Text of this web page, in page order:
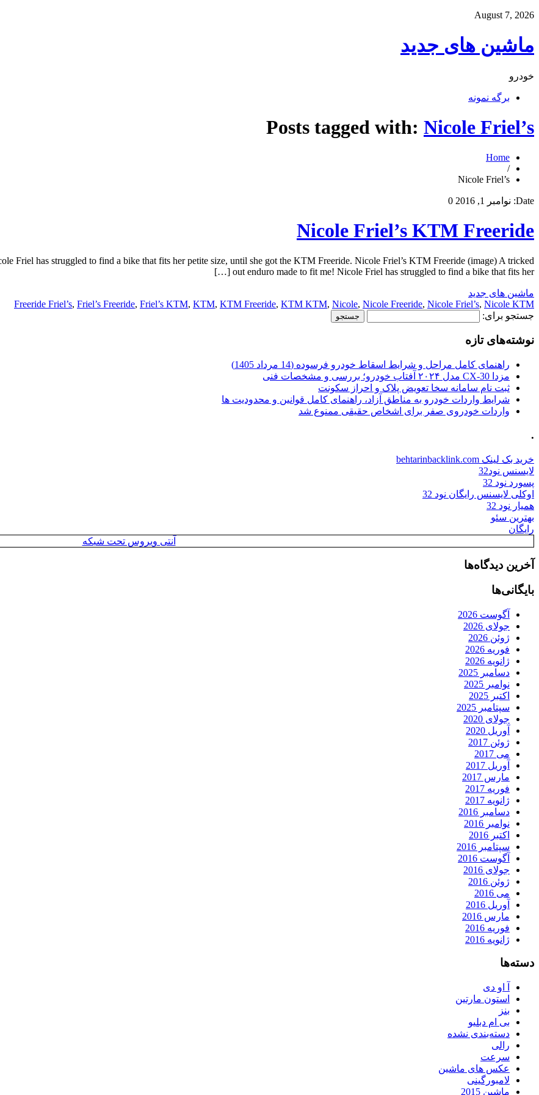
August 7, 2026
ماشین های جدید
خودرو
برگه نمونه
Posts tagged with: Nicole Friel’s
Home
/
Nicole Friel’s
Date: نوامبر 1, 2016 0
Nicole Friel’s KTM Freeride
Friel has struggled to find a bike that fits her petite size, until she got the KTM Freeride. Nicole Friel’s KTM Freeride (image) A tricked
out enduro made to fit me! Nicole Friel has struggled to find a bike that fits her […]
ماشین های جدید
Freeride Friel’s, Friel’s Freeride, Friel’s KTM, KTM, KTM Freeride, KTM KTM, Nicole, Nicole Freeride, Nicole Friel’s, Nicole KTM
جستجو برای:
نوشته‌های تازه
راهنمای کامل مراحل و شرایط اسقاط خودرو فرسوده (14 مرداد 1405)
مزدا CX-30 مدل ۲۰۲۴ آفتاب خودرو؛ بررسی و مشخصات فنی
ثبت نام سامانه سخا تعویض پلاک و احراز سکونت
شرایط واردات خودرو به مناطق آزاد، راهنمای کامل قوانین و محدودیت ها
واردات خودروی صفر برای اشخاص حقیقی ممنوع شد
.
خرید بک لینک behtarinbacklink.com
لایسنس نود32
پسورد نود 32
اوکلی لایسنس رایگان نود 32
همیار نود 32
بهترین سئو
رایگان
آنتی ویروس تحت شبکه
آخرین دیدگاه‌ها
بایگانی‌ها
آگوست 2026
جولای 2026
ژوئن 2026
فوریه 2026
ژانویه 2026
دسامبر 2025
نوامبر 2025
اکتبر 2025
سپتامبر 2025
جولای 2020
آوریل 2020
ژوئن 2017
می 2017
آوریل 2017
مارس 2017
فوریه 2017
ژانویه 2017
دسامبر 2016
نوامبر 2016
اکتبر 2016
سپتامبر 2016
آگوست 2016
جولای 2016
ژوئن 2016
می 2016
آوریل 2016
مارس 2016
فوریه 2016
ژانویه 2016
دسته‌ها
آ او دی
استون مارتین
بنز
بی ام دبلیو
دسته‌بندی نشده
رالی
سرعت
عکس های ماشین
لامبورگینی
ماشین 2015